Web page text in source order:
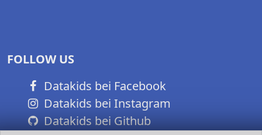
FOLLOW US
Datakids bei Facebook
Datakids bei Instagram
Datakids bei Github